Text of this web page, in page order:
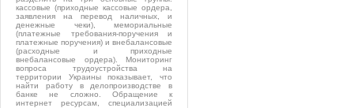
кассовые (приходные кассовые ордера,
заявления на перевод наличных, и
денежные чеки), мемориальные
(платежные требования-поручения и
платежные поручения) и внебалансовые
(расходные и приходные
внебалансовые ордера). Мониторинг
вопроса трудоустройства на
территории Украины показывает, что
найти работу в делопроизводстве в
банке не сложно. Обращение к
интернет ресурсам, специализацией